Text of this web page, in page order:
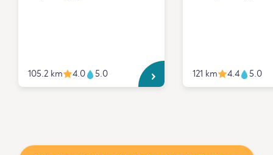
105.2 km 4.0 5.0 121 km 4.4 5.0